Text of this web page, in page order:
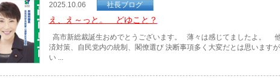
2025.10.06 社長ブログ
え、え～っと。 どゆこと？
高市新総裁誕生おめでとうございます。 薄々は感じてましたよ。
済対策、自民党内の統制、閣僚選び 決断事項多く大変だとは思います
い ...